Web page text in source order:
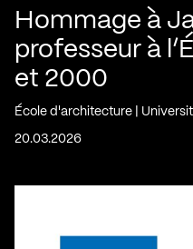
Hommage à
professeur à
et 2000
École d'architecture |
20.03.2026